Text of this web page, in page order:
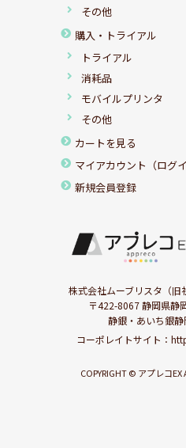
その他
購入・トライアル
トライアル
消耗品
モバイルプリンタ
その他
カートを見る
マイアカウント（ログイ
新規会員登録
株式会社ムーブリスタ（旧
〒422-8067 静岡県静
静銀・あいち銀
コーポレイトサイト：
COPYRIGHT © アプレコEX